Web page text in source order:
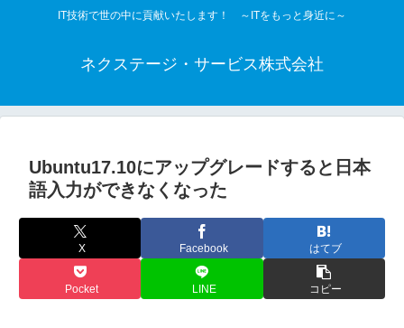
IT技術で世の中に貢献いたします！ ～ITをもっと身近に～
ネクステージ・サービス株式会社
Ubuntu17.10にアップグレードすると日本
語入力ができなくなった
X Facebook はてブ
Pocket LINE コピー